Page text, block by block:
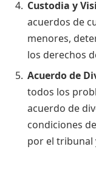
Custodia y
acuerdos de
menores,
los derechos
Acuerdo de
todos los
acuerdo de
condiciones
por el tribunal